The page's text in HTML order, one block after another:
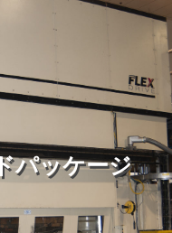
パッケージ